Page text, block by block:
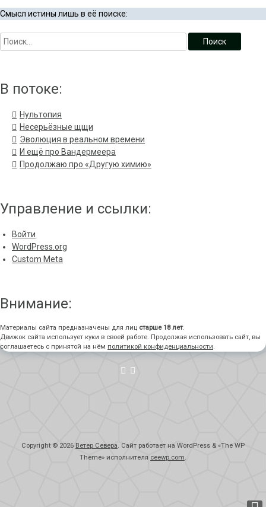
Смысл истины лишь в её поиске:
В потоке:
Нультопия
Несерьёзные щщи
Эволюция в реальном времени
И ещё про Вандермеера
Продолжаю про «Другую химию»
Управление и ссылки:
Войти
WordPress.org
Custom Meta
Внимание:
Материалы сайта предназначены для лиц старше 18 лет.
Движок сайта использует куки в своей работе. Продолжая использовать сайт, вы
соглашаетесь с принятой на нём политикой конфиденциальности.
Copyright © 2026 Ветер Севера. Сайт работает на WordPress & «The WP
Theme» исполнителя ceewp.com.